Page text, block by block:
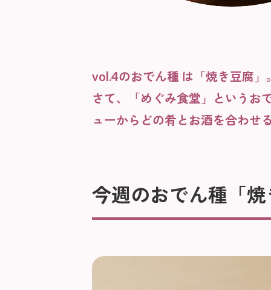
vol.4のおでん種 は「焼き豆腐」
さて、「めぐみ食堂」というお
ューからどの肴とお酒を合わせ
今週のおでん種「